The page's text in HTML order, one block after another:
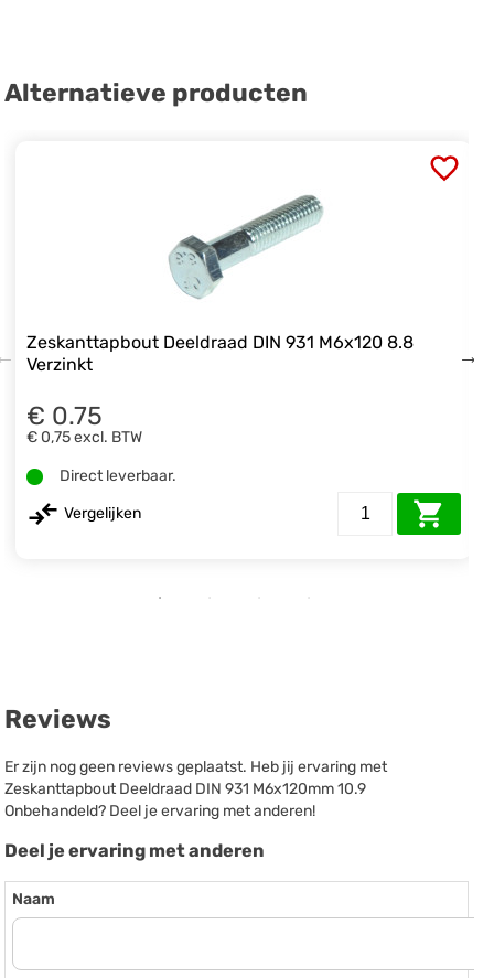
Alternatieve producten
Zeskanttapbout Deeldraad DIN 931 M6x120 8.8
Verzinkt
€ 0.75
€ 0,75excl. BTW
Direct leverbaar.
Vergelijken
Reviews
Er zijn nog geen reviews geplaatst. Heb jij ervaring met
Zeskanttapbout Deeldraad DIN 931 M6x120mm 10.9
Onbehandeld? Deel je ervaring met anderen!
Deel je ervaring met anderen
Naam